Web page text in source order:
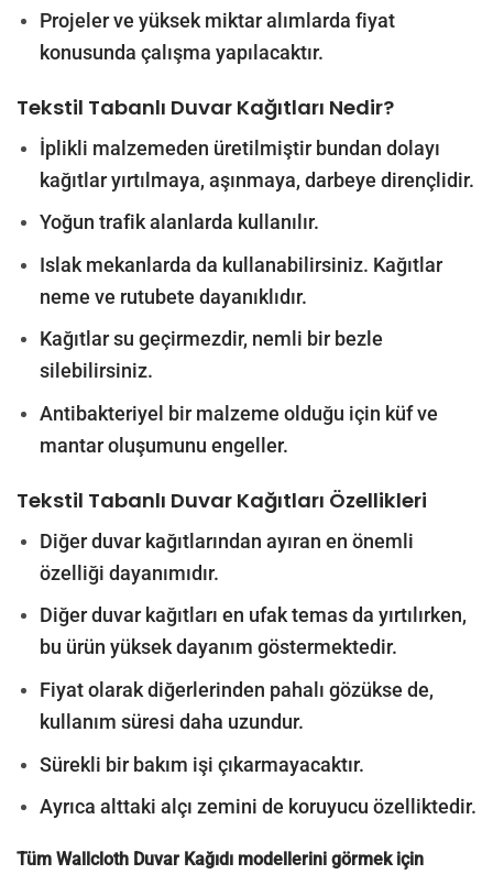
Projeler ve yüksek miktar alımlarda fiyat
konusunda çalışma yapılacaktır.
Tekstil Tabanlı Duvar Kağıtları Nedir?
İplikli malzemeden üretilmiştir bundan dolayı
kağıtlar yırtılmaya, aşınmaya, darbeye dirençlidir.
Yoğun trafik alanlarda kullanılır.
Islak mekanlarda da kullanabilirsiniz. Kağıtlar
neme ve rutubete dayanıklıdır.
Kağıtlar su geçirmezdir, nemli bir bezle
silebilirsiniz.
Antibakteriyel bir malzeme olduğu için küf ve
mantar oluşumunu engeller.
Tekstil Tabanlı Duvar Kağıtları Özellikleri
Diğer duvar kağıtlarından ayıran en önemli
özelliği dayanımıdır.
Diğer duvar kağıtları en ufak temas da yırtılırken,
bu ürün yüksek dayanım göstermektedir.
Fiyat olarak diğerlerinden pahalı gözükse de,
kullanım süresi daha uzundur.
Sürekli bir bakım işi çıkarmayacaktır.
Ayrıca alttaki alçı zemini de koruyucu özelliktedir.
Tüm Wallcloth Duvar Kağıdı modellerini görmek için